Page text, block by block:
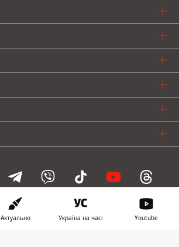
Информатор проекты
Актуально Україна на часі Youtube